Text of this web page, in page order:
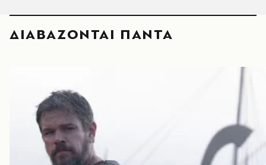
ΔΙΑΒΑΖΟΝΤΑΙ ΠΑΝΤΑ